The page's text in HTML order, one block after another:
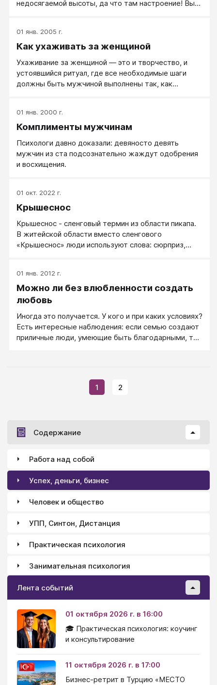
недосягаемой высоты, да что там настроение! Вы
его отдается во всем теле. Вы весь становитесь
одним большим сердцем. Улыбка до ушей на лице,
вокруг преображается, и это не зависит от времени
года.
01 янв. 2005 г.
Как ухаживать за женщиной
Ухаживание за женщиной — это и творчество, и
устоявшийся ритуал, где все необходимые шаги
должны быть мужчиной выполнены так, как
01 янв. 2000 г.
Комплименты мужчинам
Психологи давно доказали: девяносто девять
мужчин из ста подсознательно жаждут одобрения
и восхищения.
01 окт. 2022 г.
Крышеснос
Крышеснос - сленговый термин из области пикапа.
В житейской области вместо сленгового
«Крышеснос» люди используют слова: сюрприз,
мужчина, чтобы произвести впечатление на
женщину. Это сюрприз, неожиданность, что-то
вызывающие удивление или восхищение, нечто
ускоряет процесс соблазнения, это незабываемое
приключение, которое может привнести массу
разнообразия отношения.
01 янв. 2012 г.
Можно ли без влюбленности создать
любовь
Иногда это получается. У кого и при каких условиях?
Есть интересные наблюдения: если семью создают
приличные люди, умеющие быть благодарными, то
результате налаженные отношения могут перерас­
ти в настоящую любовь, это — случается!
1 2
Содержание
Работа над собой
Успех, деньги, бизнес
Человек и общество
УПП, Синтон, Дистанция
Практическая психология
Занимательная психология
Лента событий
01 октября 2026 г. в 16:00
🎓 Практическая психология: коучинг
и консультирование
11 октября 2026 г. в 17:00
Бизнес-ретрит в Турцию «МЕСТО